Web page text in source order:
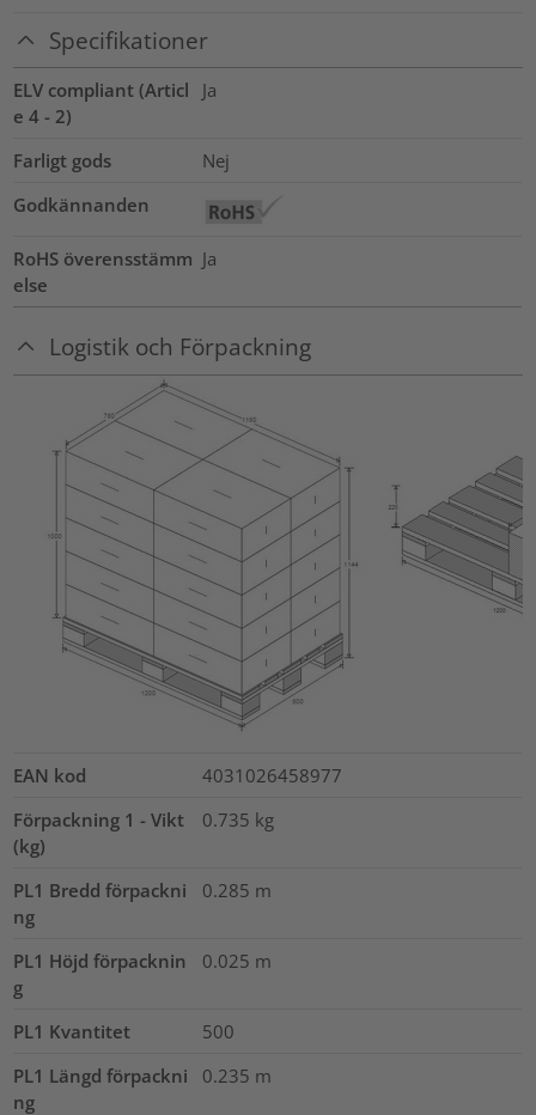
Specifikationer
ELV compliant (Articl
e 4 - 2)
Ja
Farligt gods
Nej
Godkännanden
RoHS överensstämm
else
Ja
Logistik och Förpackning
EAN kod
4031026458977
Förpackning 1 - Vikt
(kg)
0.735 kg
PL1 Bredd förpackni
ng
0.285 m
PL1 Höjd förpacknin
g
0.025 m
PL1 Kvantitet
500
PL1 Längd förpackni
ng
0.235 m